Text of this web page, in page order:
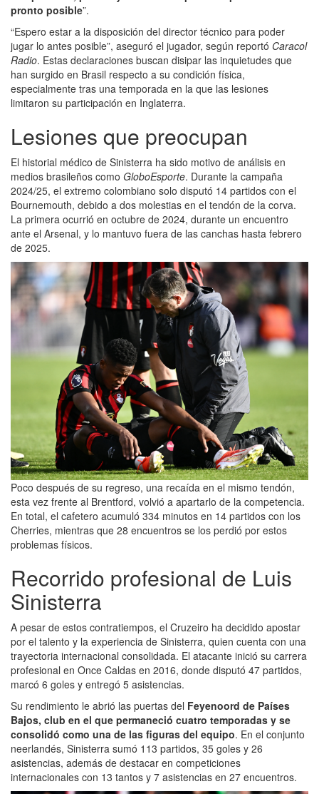
pronto posible”.
“Espero estar a la disposición del director técnico para poder
jugar lo antes posible”, aseguró el jugador, según reportó Caracol
Radio. Estas declaraciones buscan disipar las inquietudes que
han surgido en Brasil respecto a su condición física,
especialmente tras una temporada en la que las lesiones
limitaron su participación en Inglaterra.
Lesiones que preocupan
El historial médico de Sinisterra ha sido motivo de análisis en
medios brasileños como GloboEsporte. Durante la campaña
2024/25, el extremo colombiano solo disputó 14 partidos con el
Bournemouth, debido a dos molestias en el tendón de la corva.
La primera ocurrió en octubre de 2024, durante un encuentro
ante el Arsenal, y lo mantuvo fuera de las canchas hasta febrero
de 2025.
Poco después de su regreso, una recaída en el mismo tendón,
esta vez frente al Brentford, volvió a apartarlo de la competencia.
En total, el cafetero acumuló 334 minutos en 14 partidos con los
Cherries, mientras que 28 encuentros se los perdió por estos
problemas físicos.
Recorrido profesional de Luis
Sinisterra
A pesar de estos contratiempos, el Cruzeiro ha decidido apostar
por el talento y la experiencia de Sinisterra, quien cuenta con una
trayectoria internacional consolidada. El atacante inició su carrera
profesional en Once Caldas en 2016, donde disputó 47 partidos,
marcó 6 goles y entregó 5 asistencias.
Su rendimiento le abrió las puertas del Feyenoord de Países
Bajos, club en el que permaneció cuatro temporadas y se
consolidó como una de las figuras del equipo. En el conjunto
neerlandés, Sinisterra sumó 113 partidos, 35 goles y 26
asistencias, además de destacar en competiciones
internacionales con 13 tantos y 7 asistencias en 27 encuentros.